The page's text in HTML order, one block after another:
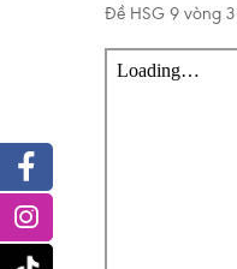
Đề HSG 9 vòng